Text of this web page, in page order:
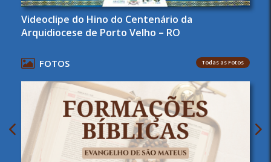
Videoclipe do Hino do Centenário da
Arquidiocese de Porto Velho – RO
FOTOS Todas as Fotos